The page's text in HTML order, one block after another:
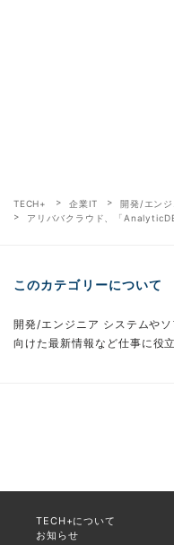
TECH+ 企業IT
開発/エンジ
アリババクラウド、「
このカテゴリーについて
開発/エンジニア システムや
向けた最新情報など仕事に役
TECH+について
お知らせ